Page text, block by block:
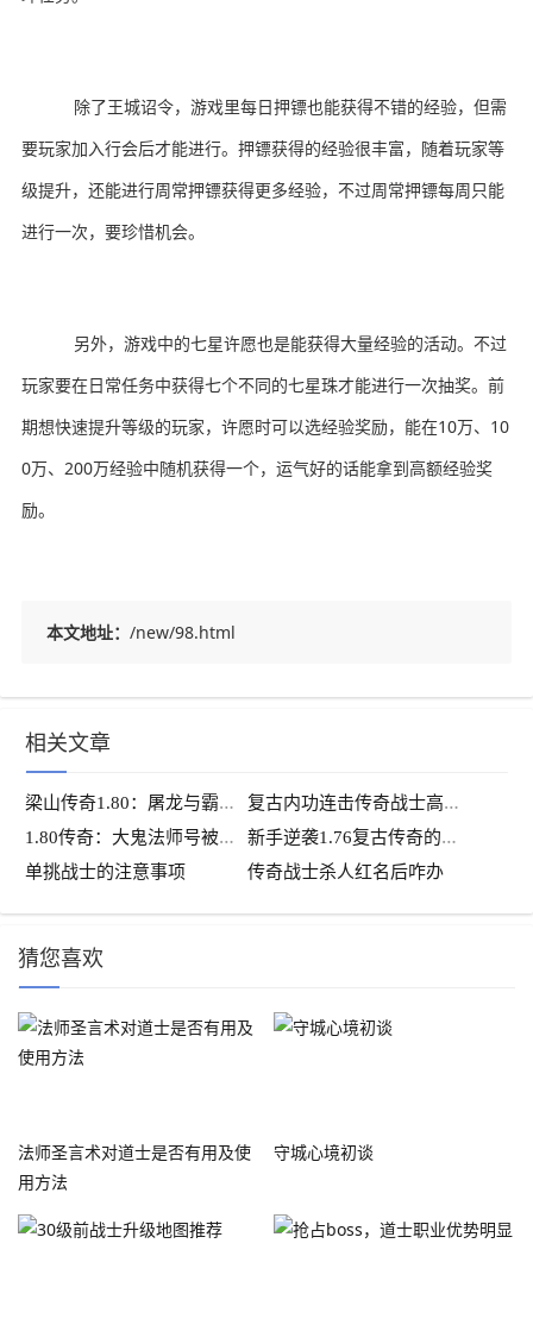
除了王城诏令，游戏里每日押镖也能获得不错的经验，但需
要玩家加入行会后才能进行。押镖获得的经验很丰富，随着玩家等
级提升，还能进行周常押镖获得更多经验，不过周常押镖每周只能
进行一次，要珍惜机会。
另外，游戏中的七星许愿也是能获得大量经验的活动。不过
玩家要在日常任务中获得七个不同的七星珠才能进行一次抽奖。前
期想快速提升等级的玩家，许愿时可以选经验奖励，能在10万、10
0万、200万经验中随机获得一个，运气好的话能拿到高额经验奖
励。
本文地址： /new/98.html
相关文章
梁
山传奇1.80：屠龙与霸者之刃大比拼 复
古内功连击传奇战士高阶玩法大揭秘
1
.80传奇：大鬼法师号被打包收购，最强法师易主 新
手逆袭1.76复古传奇的秘诀
单挑战士的注意事项 传奇战士杀人红名后咋办
猜您喜欢
法师圣言术对道士是否有用及使
用方法
守城心境初谈